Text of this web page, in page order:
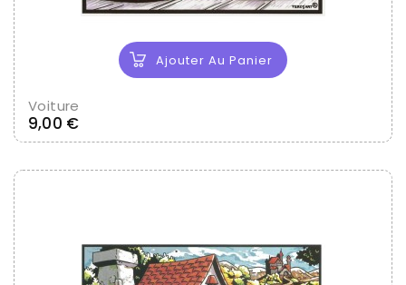
Ajouter Au Panier
Voiture
9,00 €Prix